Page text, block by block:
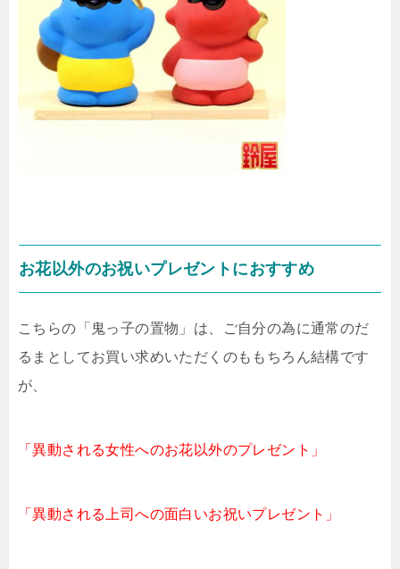
お花以外のお祝いプレゼントにおすすめ
こちらの「鬼っ子の置物」は、ご自分の為に通常のだ
るまとしてお買い求めいただくのももちろん結構です
が、
「異動される女性へのお花以外のプレゼント」
「異動される上司への面白いお祝いプレゼント」